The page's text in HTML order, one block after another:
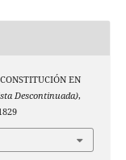
EN
Descontinuada),